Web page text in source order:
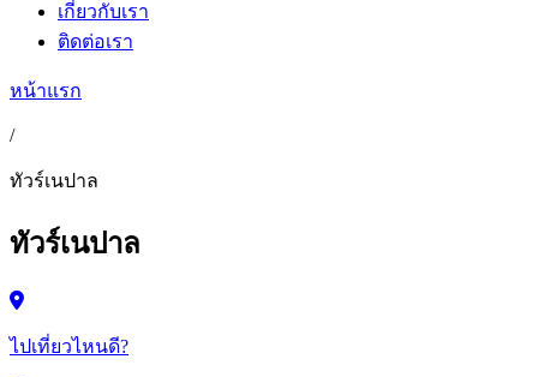
เกี่ยวกับเรา
ติดต่อเรา
หน้าแรก
/
ทัวร์เนปาล
ทัวร์เนปาล
ไปเที่ยวไหนดี?